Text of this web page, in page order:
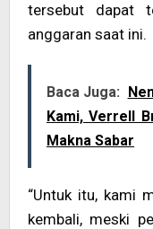
tersebut dapat
anggaran saat ini.
Baca Juga:
Kami, Verrell
Makna Sabar
“Untuk itu, kami
kembali, meski